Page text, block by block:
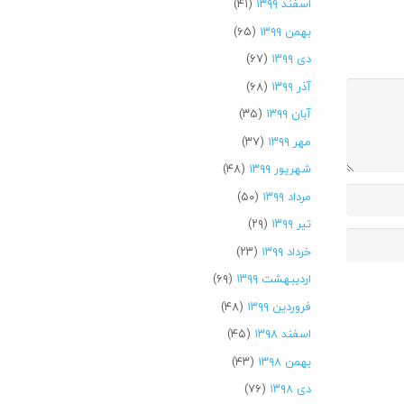
بهمن ۱۳۹۹
(۶۵)
دی ۱۳۹۹
(۶۷)
آذر ۱۳۹۹
(۶۸)
آبان ۱۳۹۹
(۳۵)
مهر ۱۳۹۹
(۳۷)
شهریور ۱۳۹۹
(۴۸)
مرداد ۱۳۹۹
(۵۰)
تیر ۱۳۹۹
(۲۹)
خرداد ۱۳۹۹
(۲۳)
اردیبهشت ۱۳۹۹
(۶۹)
فروردین ۱۳۹۹
(۴۸)
اسفند ۱۳۹۸
(۴۵)
بهمن ۱۳۹۸
(۴۳)
دی ۱۳۹۸
(۷۶)